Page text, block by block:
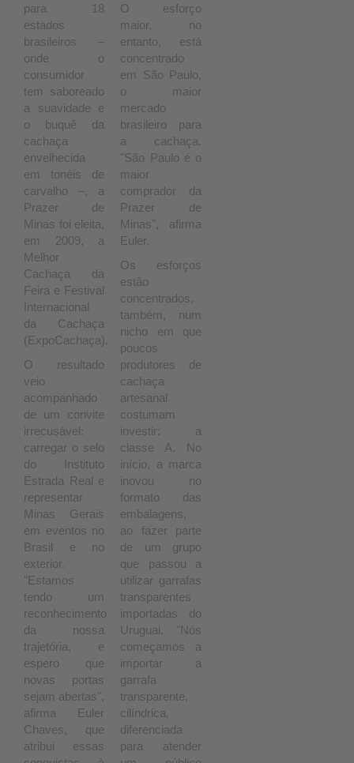
para 18
estados
brasileiros –
onde o
consumidor
tem saboreado
a suavidade e
o buquê da
cachaça
envelhecida
em tonéis de
carvalho –, a
Prazer de
Minas foi eleita,
em 2009, a
Melhor
Cachaça da
Feira e Festival
Internacional
da Cachaça
(ExpoCachaça).
O resultado
veio
acompanhado
de um convite
irrecusável:
carregar o selo
do Instituto
Estrada Real e
representar
Minas Gerais
em eventos no
Brasil e no
exterior.
"Estamos
tendo um
reconhecimento
da nossa
trajetória, e
espero que
novas portas
sejam abertas",
afirma Euler
Chaves, que
atribui essas
O esforço
maior, no
entanto, está
concentrado
em São Paulo,
o maior
mercado
brasileiro para
a cachaça.
"São Paulo é o
maior
comprador da
Prazer de
Minas", afirma
Euler.
Os esforços
estão
concentrados,
também, num
nicho em que
poucos
produtores de
cachaça
artesanal
costumam
investir: a
classe A. No
início, a marca
inovou no
formato das
embalagens,
ao fazer parte
de um grupo
que passou a
utilizar garrafas
transparentes
importadas do
Uruguai. "Nós
começamos a
importar a
garrafa
transparente,
cilíndrica,
diferenciada
para atender